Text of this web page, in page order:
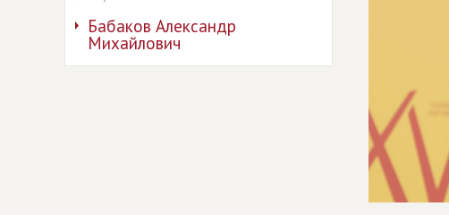
Бабаков Александр
Михайлович